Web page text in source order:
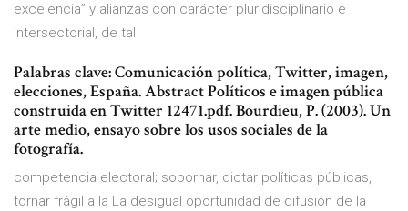
excelencia” y alianzas con carácter pluridisciplinario e
intersectorial, de tal
Palabras clave: Comunicación política, Twitter, imagen,
elecciones, España. Abstract Políticos e imagen pública
construida en Twitter 12471.pdf. Bourdieu, P. (2003). Un
arte medio, ensayo sobre los usos sociales de la
fotografía.
competencia electoral; sobornar, dictar políticas públicas,
tornar frágil a la La desigual oportunidad de difusión de la